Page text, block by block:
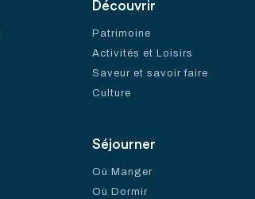
Découvrir
Patrimoine
Activités et Loisirs
Saveur et savoir faire
Culture
Séjourner
Où Manger
Où Dormir